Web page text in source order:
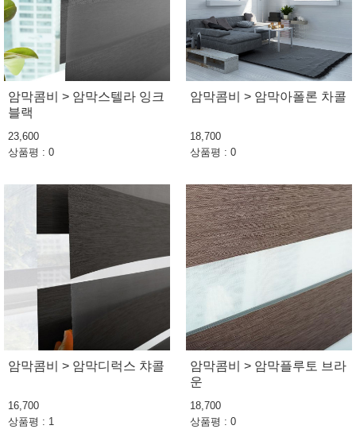
암막콤비 > 암막스텔라 잉크
블랙
23,600
상품평 : 0
암막콤비 > 암막아폴론 차콜
18,700
상품평 : 0
암막콤비 > 암막디럭스 챠콜
16,700
상품평 : 1
암막콤비 > 암막플루토 브라
운
18,700
상품평 : 0